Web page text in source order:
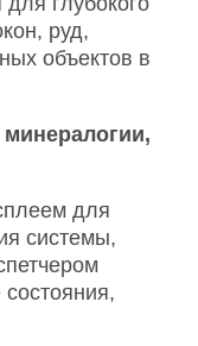
руд,
объектов в
для
системы,